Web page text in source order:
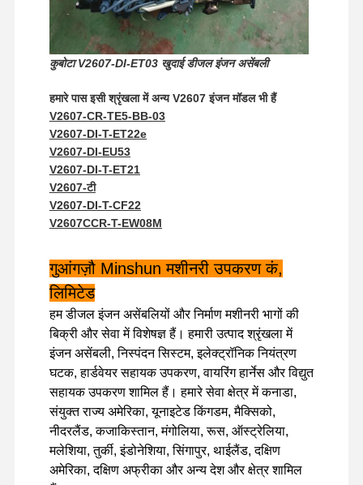
वीआर शो
फ़ैक्टरी टूर गुणवत्ता नियंत्रण
मामले
पर्किन्स इंजन
यानमार इंजन
कुबोटा इंजन
इसुजु इंजन
कमिंस इंजन
डीजल इंजन
कुबोटा V2607-DI-ET03 खुदाई डीजल इंजन असेंबली
हमारे पास इसी श्रृंखला में अन्य V2607 इंजन मॉडल भी हैं
V2607-CR-TE5-BB-03
V2607-DI-T-ET22e
V2607-DI-EU53
V2607-DI-T-ET21
V2607-टी
V2607-DI-T-CF22
V2607CCR-T-EW08M
गुआंगज़ौ Minshun मशीनरी उपकरण कं,
लिमिटेड
हम डीजल इंजन असेंबलियों और निर्माण मशीनरी भागों की
बिक्री और सेवा में विशेषज्ञ हैं। हमारी उत्पाद श्रृंखला में
इंजन असेंबली, निस्पंदन सिस्टम, इलेक्ट्रॉनिक नियंत्रण
घटक, हार्डवेयर सहायक उपकरण, वायरिंग हार्नेस और विद्युत
सहायक उपकरण शामिल हैं। हमारे सेवा क्षेत्र में कनाडा,
संयुक्त राज्य अमेरिका, यूनाइटेड किंगडम, मैक्सिको,
नीदरलैंड, कजाकिस्तान, मंगोलिया, रूस, ऑस्ट्रेलिया,
मलेशिया, तुर्की, इंडोनेशिया, सिंगापुर, थाईलैंड, दक्षिण
अमेरिका, दक्षिण अफ्रीका और अन्य देश और क्षेत्र शामिल